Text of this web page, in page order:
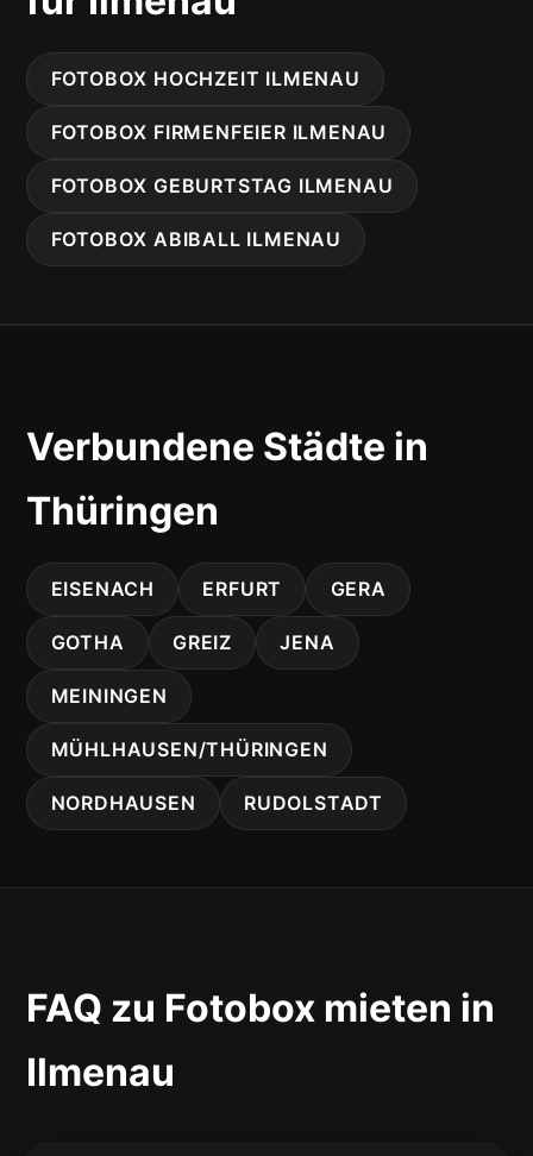
FOTOBOX HOCHZEIT ILMENAU
FOTOBOX FIRMENFEIER ILMENAU
FOTOBOX GEBURTSTAG ILMENAU
FOTOBOX ABIBALL ILMENAU
Verbundene Städte in
Thüringen
EISENACH ERFURT GERA
GOTHA GREIZ JENA
MEININGEN
MÜHLHAUSEN/THÜRINGEN
NORDHAUSEN RUDOLSTADT
FAQ zu Fotobox mieten in
Ilmenau